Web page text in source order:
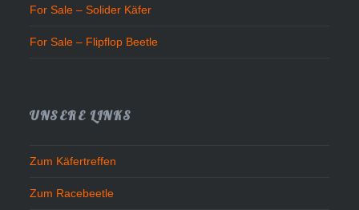
For Sale – Solider Käfer
For Sale – Flipflop Beetle
UNSERE LINKS
Zum Käfertreffen
Zum Racebeetle